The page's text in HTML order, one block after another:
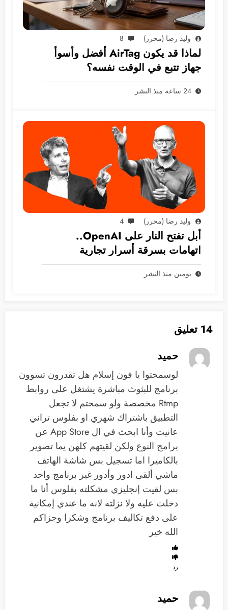
وليد رضا (محرر) 8
لماذا قد يكون AirTag أفضل وأسوأ
جهاز تتبع في الوقت نفسه؟
24 ساعة منذ النشر
وليد رضا (محرر) 4
أبل تفتح النار على OpenAI..
اتهامات بسرقة أسرار تجارية
يومين منذ النشر
14 تعليق
حميد
‏لوسمحتوا يا فون إسلام هل تقدرون تسوون
برنامج للبثوث مباشرة يشتغل على روابط
Rtmp ‏مخصصة ولو سمحتم لا تجعل
التطبيق باشتراك شهري او بفلوس ‏تراني
عانيت وأنا ابحث في ال App Store عن
برامج النوع ولكن لقيتهم كلهن يما تصوير
بالكاميرا اما تسجيل بس شاشة الهاتف
ماشي ألقى ادور وأدور غير برنامج واحد
بس لقيت إنجليزي مشكلته بفلوس أنا ما
دخلت عليه ولا نزلته لانه ما عندي إمكانية
على دفع تكاليف برنامج ‏وشكرا وجزاكم
الله خير
رد
حميد